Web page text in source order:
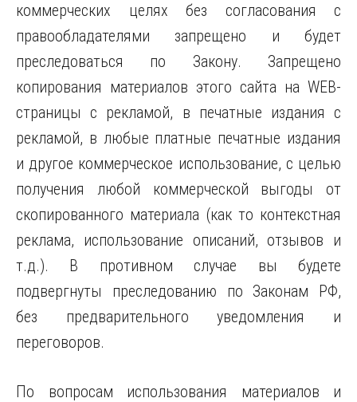
коммерческих целях без согласования с
правообладателями запрещено и будет
преследоваться по Закону. Запрещено
копирования материалов этого сайта на WEB-
страницы с рекламой, в печатные издания с
рекламой, в любые платные печатные издания
и другое коммерческое использование, с целью
получения любой коммерческой выгоды от
скопированного материала (как то контекстная
реклама, использование описаний, отзывов и
т.д.). В противном случае вы будете
подвергнуты преследованию по Законам РФ,
без предварительного уведомления и
переговоров.
По вопросам использования материалов и